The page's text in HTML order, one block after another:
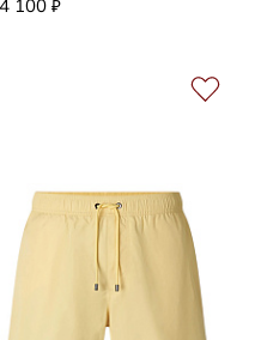
100 ₽